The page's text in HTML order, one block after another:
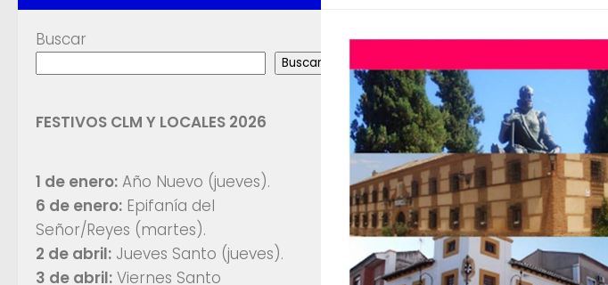
Decentralized crypto trading
site- secure wallet integration
Buscar
Buscar
FESTIVOS CLM Y LOCALES 2026
1 de enero: Año Nuevo (jueves).
6 de enero: Epifanía del
Señor/Reyes (martes).
2 de abril: Jueves Santo (jueves).
3 de abril: Viernes Santo